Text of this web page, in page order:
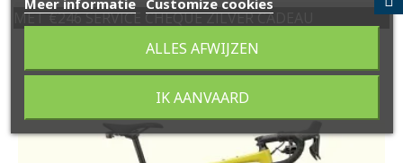
MET €246 SERVICE CHEQUE ZILVER CADEAU
Meer informatie Customize cookies
ALLES AFWIJZEN
IK AANVAARD